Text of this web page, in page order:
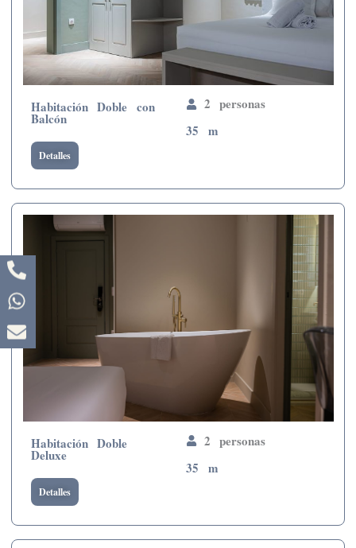
Habitación Doble con
Balcón
Detalles
2 personas
35 m
Habitación Doble
Deluxe
Detalles
2 personas
35 m